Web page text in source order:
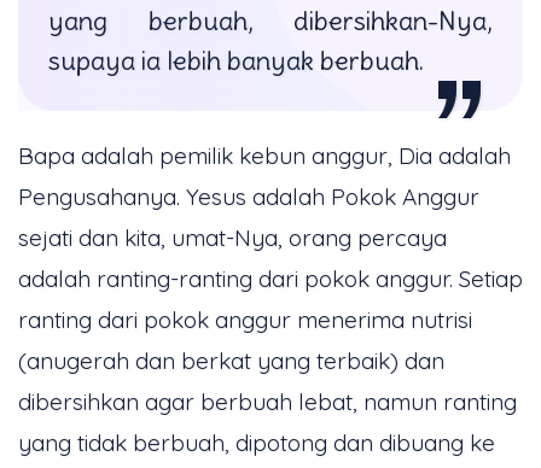
yang berbuah, dibersihkan-Nya,
supaya ia lebih banyak berbuah.
Bapa adalah pemilik kebun anggur, Dia adalah
Pengusahanya. Yesus adalah Pokok Anggur
sejati dan kita, umat-Nya, orang percaya
adalah ranting-ranting dari pokok anggur. Setiap
ranting dari pokok anggur menerima nutrisi
(anugerah dan berkat yang terbaik) dan
dibersihkan agar berbuah lebat, namun ranting
yang tidak berbuah, dipotong dan dibuang ke